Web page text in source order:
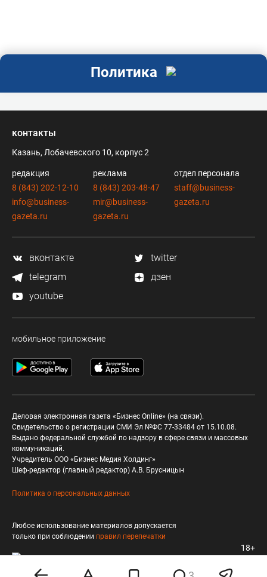
Политика
контакты
Казань, Лобачевского 10, корпус 2
редакция
8 (843) 202-12-10
info@business-
gazeta.ru
реклама
8 (843) 203-48-47
mir@business-
gazeta.ru
отдел персонала
staff@business-
gazeta.ru
вконтакте
twitter
telegram
дзен
youtube
мобильное приложение
Деловая электронная газета «Бизнес Online» (на связи).
Свидетельство о регистрации СМИ Эл №ФС 77-33484 от 15.10.08.
Выдано федеральной службой по надзору в сфере связи и массовых
коммуникаций.
Учредитель ООО «Бизнес Медия Холдинг»
Шеф-редактор (главный редактор) А.В. Брусницын
Политика о персональных данных
Любое использование материалов допускается
только при соблюдении правил перепечатки
18+